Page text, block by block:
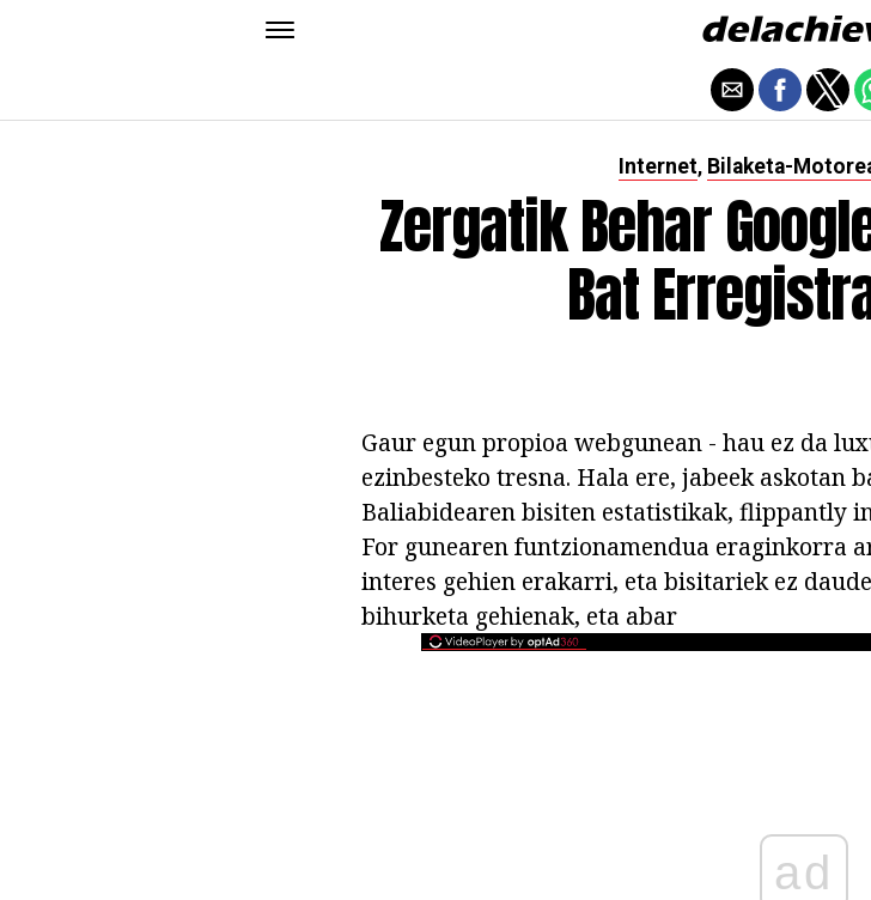
Internet, Bilaketa-
Zergatik Behar
Bat
Gaur egun propioa webgunean - hau ez da
ezinbesteko tresna. Hala ere, jabeek askotan
Baliabidearen bisiten estatistikak, flippantly
For gunearen funtzionamendua eraginkorra
interes gehien erakarri, eta bisitariek ez
bihurketa gehienak, eta abar
ad